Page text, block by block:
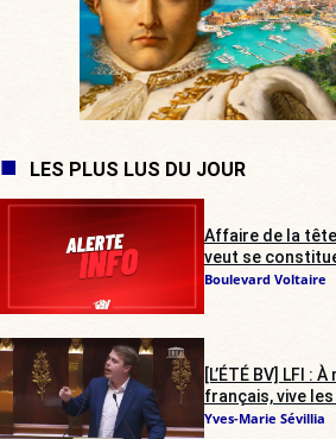
LES PLUS LUS DU JOUR
Affaire de la
veut se
Boulevard Voltaire
[L’ÉTÉ BV] LFI :
français, vive
Yves-Marie Sévillia